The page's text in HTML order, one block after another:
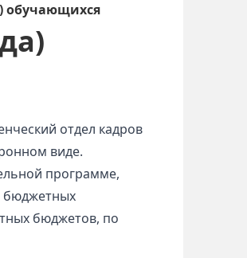
обучающихся
отдел кадров
виде.
программе,
бюджетных
бюджетов, по